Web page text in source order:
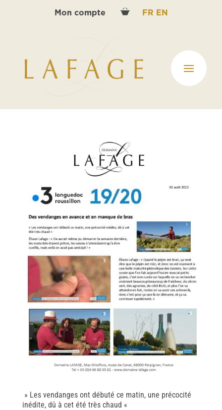
Mon compte FR EN
» Les vendanges ont débuté ce matin, une précocité
inédite, dû à cet été très chaud «